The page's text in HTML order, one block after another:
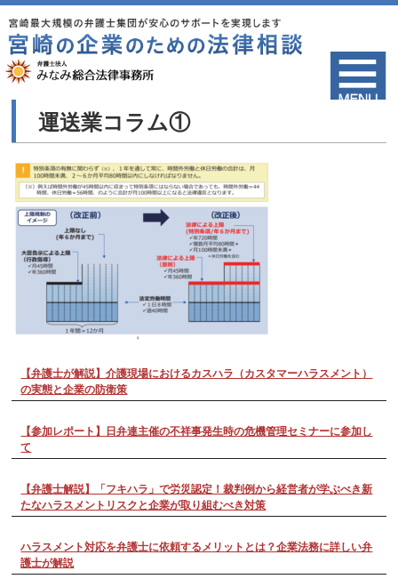
運送業コラム①
【弁護士が解説】介護現場におけるカスハラ（カスタマーハラスメント）
の実態と企業の防衛策
【参加レポート】日弁連主催の不祥事発生時の危機管理セミナーに参加し
て
【弁護士解説】「フキハラ」で労災認定！裁判例から経営者が学ぶべき新
たなハラスメントリスクと企業が取り組むべき対策
ハラスメント対応を弁護士に依頼するメリットとは？企業法務に詳しい弁
護士が解説